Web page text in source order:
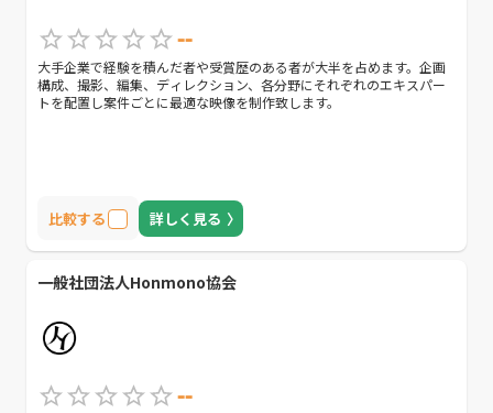
--
大手企業で経験を積んだ者や受賞歴のある者が大半を占めます。企画
構成、撮影、編集、ディレクション、各分野にそれぞれのエキスパー
トを配置し案件ごとに最適な映像を制作致します。
比較する 詳しく見る
一般社団法人Honmono協会
--